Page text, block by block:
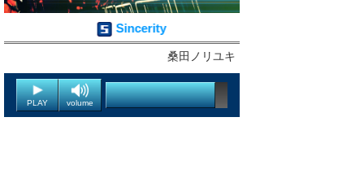
Sincerity
桑田ノリユキ
PLAY volume